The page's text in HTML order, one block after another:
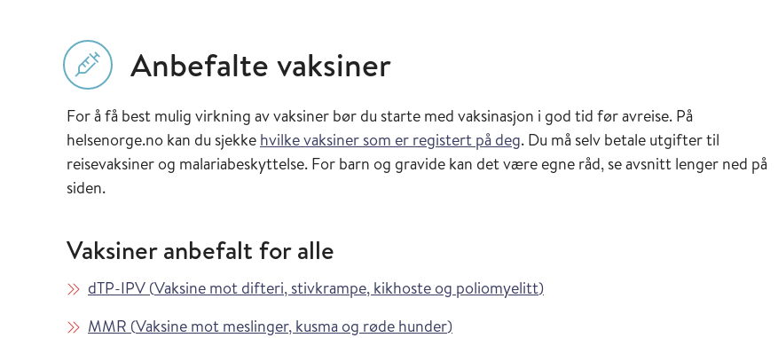
Anbefalte vaksiner
For å få best mulig virkning av vaksiner bør du starte med vaksinasjon i god tid før avreise. På
helsenorge.no kan du sjekke hvilke vaksiner som er registert på deg. Du må selv betale utgifter til
reisevaksiner og malariabeskyttelse. For barn og gravide kan det være egne råd, se avsnitt lenger ned på
siden.
Vaksiner anbefalt for alle
Les mer om
dTP-IPV (Vaksine mot difteri, stivkrampe, kikhoste og poliomyelitt)i Vaksinasjonsveilederen
Les mer om
MMR (Vaksine mot meslinger, kusma og røde hunder)i Vaksinasjonsveilederen